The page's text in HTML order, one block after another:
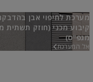
מערכת לחיפוי אבן
מגפ"ס)
אל המערכת